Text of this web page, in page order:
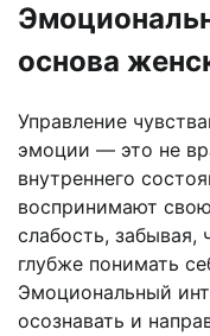
основа
Управление
эмоции — это не
внутреннего
воспринимают
слабость, забывая,
глубже понимать
Эмоциональный
осознавать и